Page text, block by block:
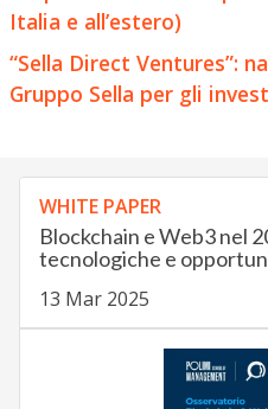
Italia e all’estero)
“Sella Direct Ventures”:
Gruppo Sella per gli
WHITE PAPER
Blockchain e Web3 nel
tecnologiche e
13 Mar 2025